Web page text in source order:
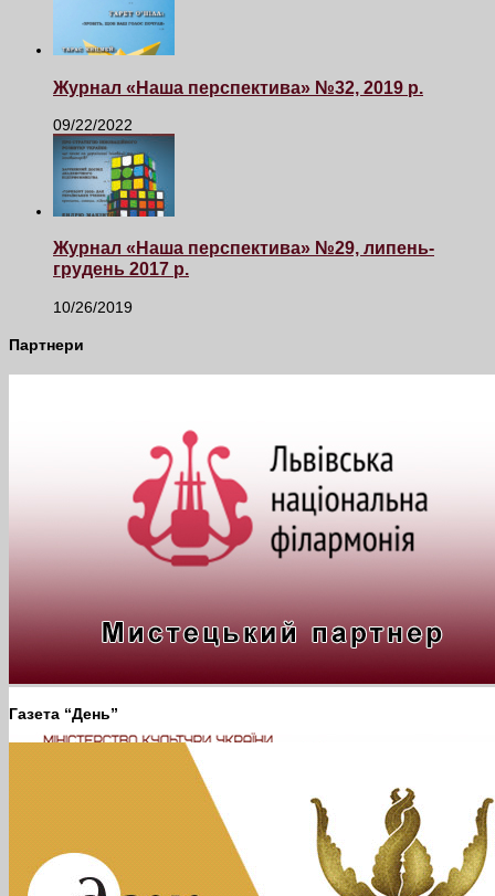
Журнал «Наша перспектива» №32, 2019 р.
09/22/2022
Журнал «Наша перспектива» №29, липень-
грудень 2017 р.
10/26/2019
Партнери
Газета “День”